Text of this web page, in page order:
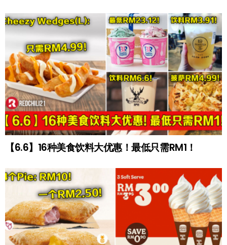
【6.6】16种美食饮料大优惠！最低只需RM1！